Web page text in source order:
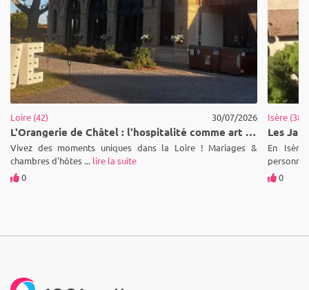
Loire (42) 30/07/2026
L'Orangerie de Châtel : l'hospitalité comme art de vivre au cœur de la Loire
Vivez des moments uniques dans la Loire ! Mariages &
chambres d'hôtes ... lire la suite
0
Isère (38)
En
0